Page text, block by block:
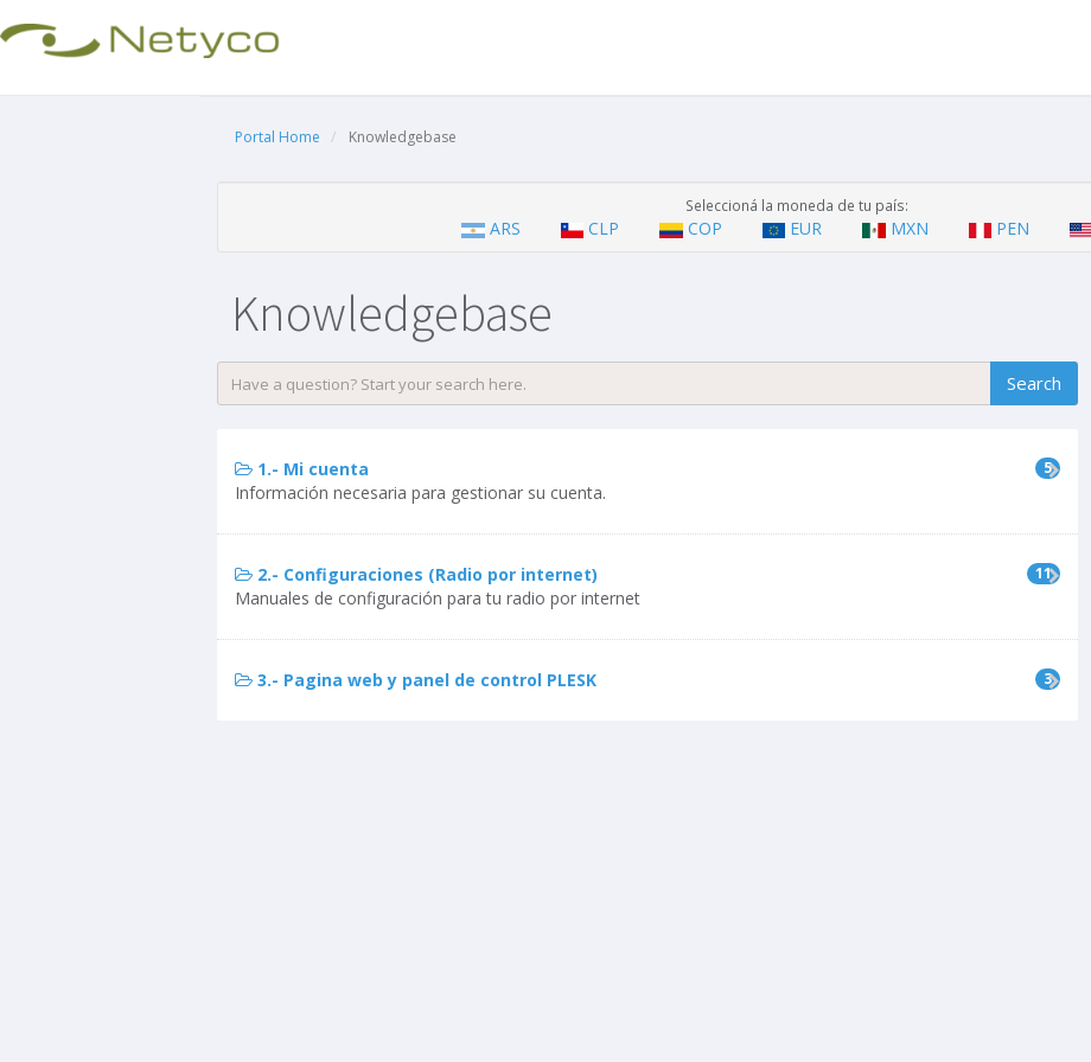
Portal Home Knowledgebase
Seleccioná la moneda de tu país:
ARS CLP COP EUR MXN PEN
Knowledgebase
1.- Mi cuenta 5
Información necesaria para gestionar su cuenta.
2.- Configuraciones (Radio por internet) 11
Manuales de configuración para tu radio por internet
3.- Pagina web y panel de control PLESK 3